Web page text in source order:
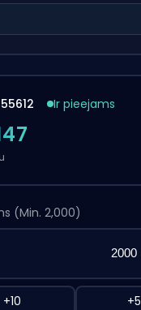
55612 Ir pieejams
(Min. 2,000)
+10